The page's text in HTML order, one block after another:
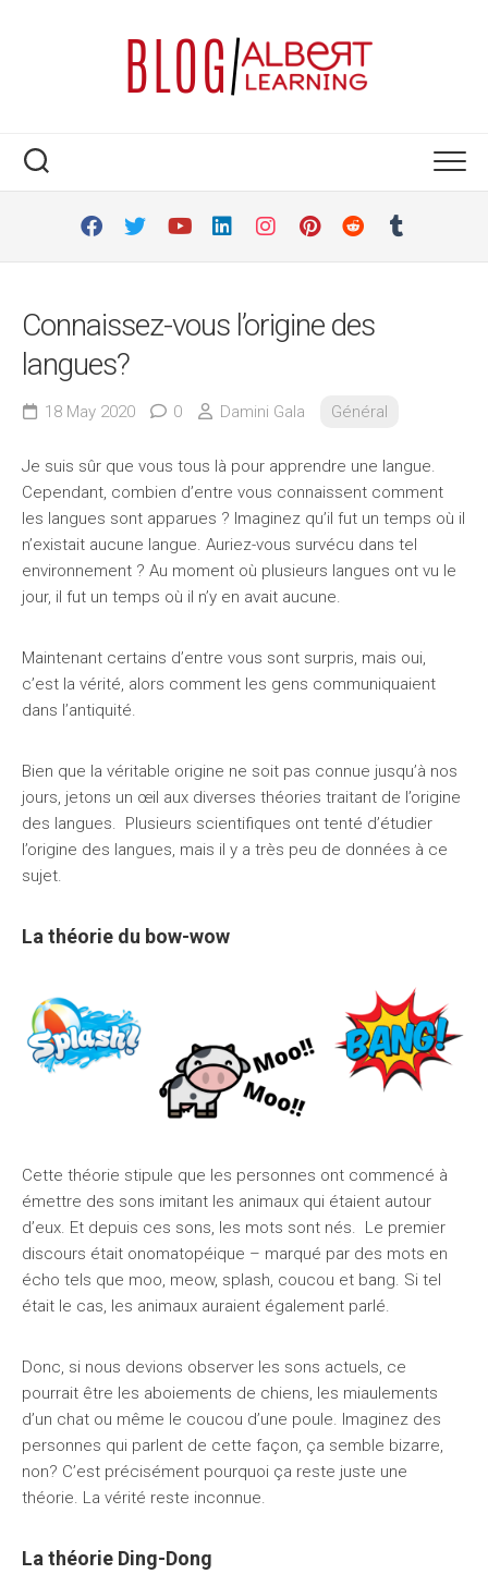
Connaissez-vous l’origine des
langues?
18 May 2020 0 Damini Gala Général
Je suis sûr que vous tous là pour apprendre une langue.
Cependant, combien d’entre vous connaissent comment
les langues sont apparues ? Imaginez qu’il fut un temps où il
n’existait aucune langue. Auriez-vous survécu dans tel
environnement ? Au moment où plusieurs langues ont vu le
jour, il fut un temps où il n’y en avait aucune.
Maintenant certains d’entre vous sont surpris, mais oui,
c’est la vérité, alors comment les gens communiquaient
dans l’antiquité.
Bien que la véritable origine ne soit pas connue jusqu’à nos
jours, jetons un œil aux diverses théories traitant de l’origine
des langues. Plusieurs scientifiques ont tenté d’étudier
l’origine des langues, mais il y a très peu de données à ce
sujet.
La théorie du bow-wow
Cette théorie stipule que les personnes ont commencé à
émettre des sons imitant les animaux qui étaient autour
d’eux. Et depuis ces sons, les mots sont nés. Le premier
discours était onomatopéique – marqué par des mots en
écho tels que moo, meow, splash, coucou et bang. Si tel
était le cas, les animaux auraient également parlé.
Donc, si nous devions observer les sons actuels, ce
pourrait être les aboiements de chiens, les miaulements
d’un chat ou même le coucou d’une poule. Imaginez des
personnes qui parlent de cette façon, ça semble bizarre,
non? C’est précisément pourquoi ça reste juste une
théorie. La vérité reste inconnue.
La théorie Ding-Dong